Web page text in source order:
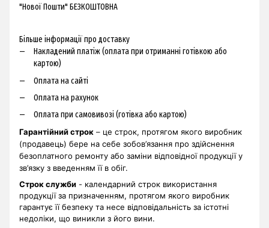
"Нової Пошти" БЕЗКОШТОВНА
Більше інформації про доставку
Накладений платіж (оплата при отриманні готівкою або
картою)
Оплата на сайті
Оплата на рахунок
Оплата при самовивозі (готівка або картою)
Гарантійний строк – це строк, протягом якого виробник
(продавець) бере на себе зобов’язання про здійснення
безоплатного ремонту або заміни відповідної продукції у
зв’язку з введенням її в обіг.
Строк служби - календарний строк використання
продукції за призначенням, протягом якого виробник
гарантує її безпеку та несе відповідальність за істотні
недоліки, що виникли з його вини.